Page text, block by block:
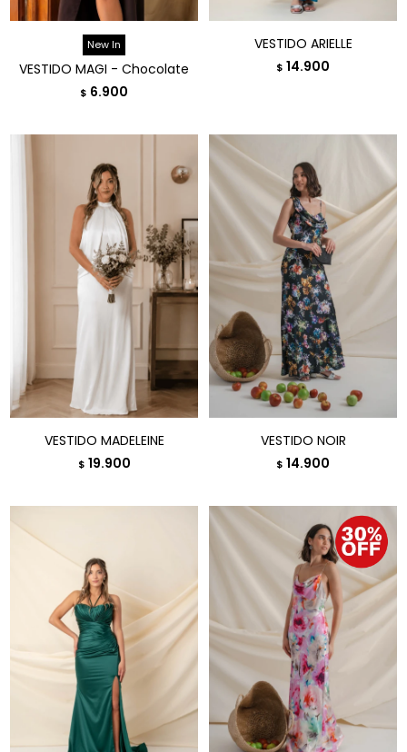
New In
VESTIDO MAGI - Chocolate
$ 6.900
VESTIDO ARIELLE
$ 14.900
VESTIDO MADELEINE
$ 19.900
VESTIDO NOIR
$ 14.900